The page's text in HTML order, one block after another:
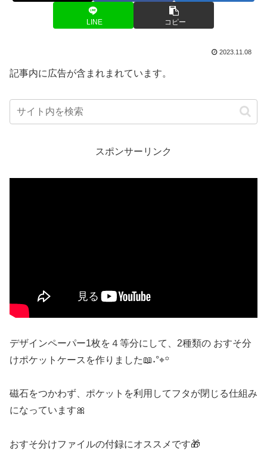
LINE コピー
2023.11.08
記事内に広告が含まれまれています。
スポンサーリンク
デザインペーパー1枚を４等分にして、2種類の おすそ分
けポケットケースを作りました📖˖°⌖꙳
磁石をつかわず、ポケットを利用してフタが閉じる仕組み
になっています🎀
おすそ分けファイルの付録にオススメです🎁